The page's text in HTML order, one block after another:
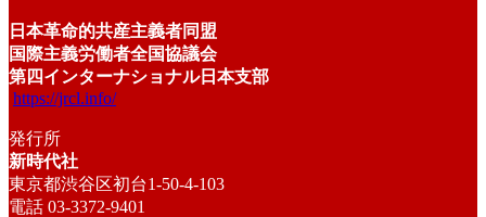
日本革命的共産主義者同盟
国際主義労働者全国協議会
第四インターナショナル日本支部
https://jrcl.info/
発行所
新時代社
東京都渋谷区初台1-50-4-103
電話 03-3372-9401